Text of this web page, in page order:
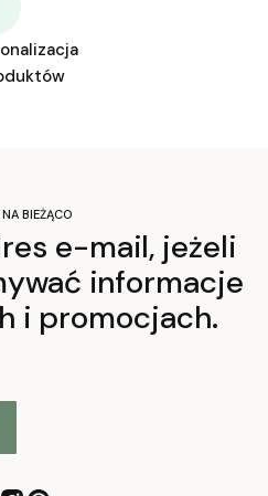
BIEŻĄCO
e-mail, jeżeli
informacje
i promocjach.